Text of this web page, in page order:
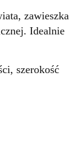
zawieszka
Idealnie
szerokość